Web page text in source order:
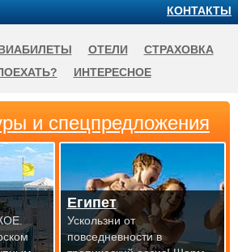
и спецпредложения
Египет
Ускользни от
повседневности в
КОНТАКТЫ
ОТЕЛИ
СТРАХОВКА
ИНТЕРЕСНОЕ